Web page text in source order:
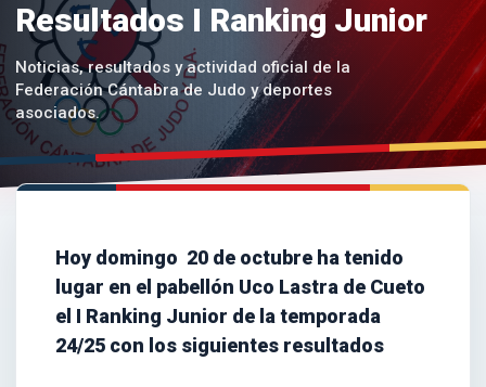
Resultados I Ranking Junior
Noticias, resultados y actividad oficial de la
Federación Cántabra de Judo y deportes
asociados.
Hoy domingo 20 de octubre ha tenido
lugar en el pabellón Uco Lastra de Cueto
el I Ranking Junior de la temporada
24/25 con los siguientes resultados